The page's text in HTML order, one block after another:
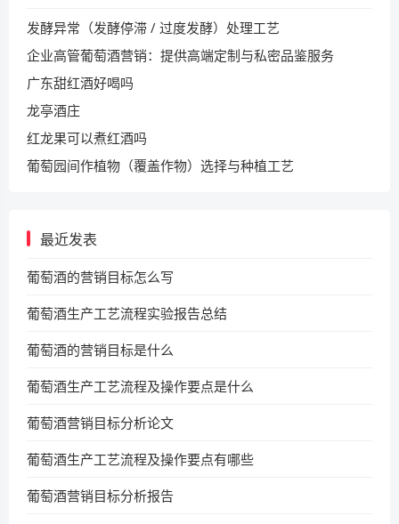
发酵异常（发酵停滞 / 过度发酵）处理工艺
企业高管葡萄酒营销：提供高端定制与私密品鉴服务​
广东甜红酒好喝吗
龙亭酒庄
红龙果可以煮红酒吗
葡萄园间作植物（覆盖作物）选择与种植工艺
最近发表
葡萄酒的营销目标怎么写
葡萄酒生产工艺流程实验报告总结
葡萄酒的营销目标是什么
葡萄酒生产工艺流程及操作要点是什么
葡萄酒营销目标分析论文
葡萄酒生产工艺流程及操作要点有哪些
葡萄酒营销目标分析报告